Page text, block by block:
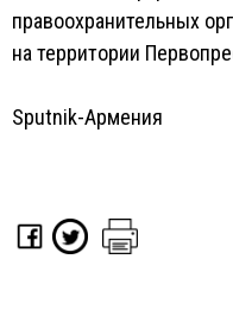
правоохранительных
на территории
Sputnik-Армения